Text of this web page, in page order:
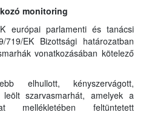
monitoring
európai parlamenti és tanácsi
EK Bizottsági határozatban
vonatkozásában kötelező
elhullott, kényszervágott,
szarvasmarhát, amelyek a
mellékletében feltüntetett